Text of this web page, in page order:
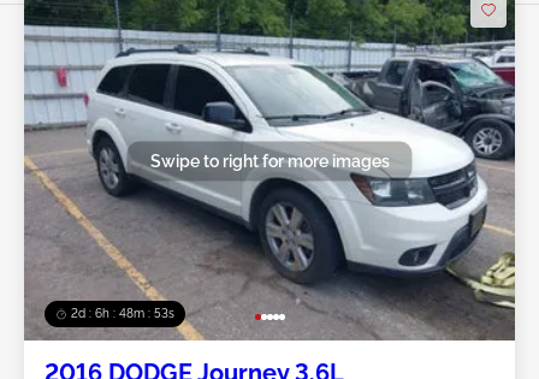
2d : 6h : 48m : 51s
Swipe to right for more images